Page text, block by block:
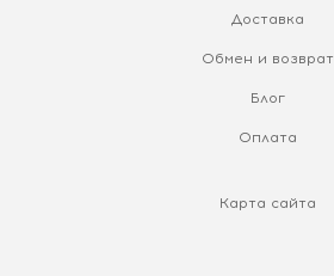
Доставка
Обмен и возврат
Блог
Оплата
Карта сайта